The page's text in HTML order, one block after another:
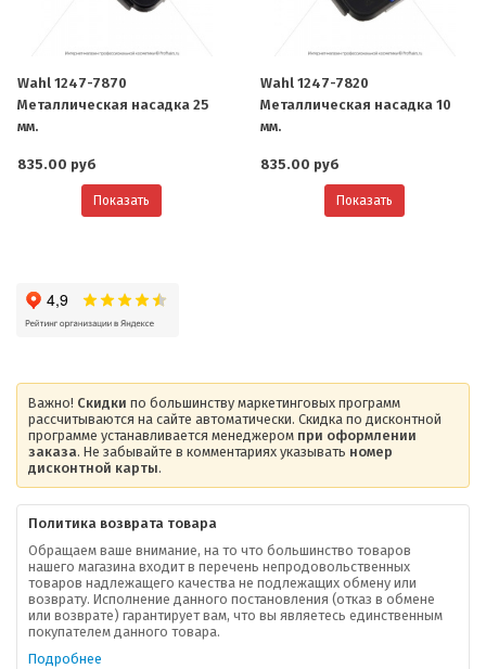
Wahl 1247-7870
Металлическая насадка 25
мм.
835.00 руб
Показать
Wahl 1247-7820
Металлическая насадка 10
мм.
835.00 руб
Показать
Важно! Скидки по большинству маркетинговых программ
рассчитываются на сайте автоматически. Скидка по дисконтной
программе устанавливается менеджером при оформлении
заказа. Не забывайте в комментариях указывать номер
дисконтной карты.
Политика возврата товара
Обращаем ваше внимание, на то что большинство товаров
нашего магазина входит в перечень непродовольственных
товаров надлежащего качества не подлежащих обмену или
возврату. Исполнение данного постановления (отказ в обмене
или возврате) гарантирует вам, что вы являетесь единственным
покупателем данного товара.
Подробнее
О компании
Ваша скидка